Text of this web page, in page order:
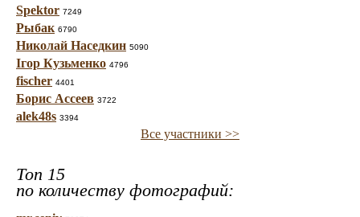
Spektor 7249
Рыбак 6790
Николай Наседкин 5090
Ігор Кузьменко 4796
fischer 4401
Борис Ассеев 3722
alek48s 3394
Все участники >>
Топ 15
по количеству фотографий: